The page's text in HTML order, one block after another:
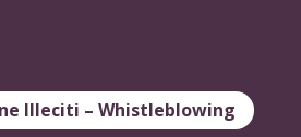
Illeciti – Whistleblowing